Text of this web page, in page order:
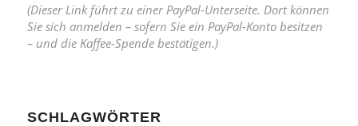
(Dieser Link führt zu einer PayPal-Unterseite. Dort können
Sie sich anmelden – sofern Sie ein PayPal-Konto besitzen
– und die Kaffee-Spende bestätigen.)
SCHLAGWÖRTER